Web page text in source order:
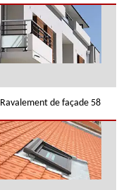
Ravalement de façade 58